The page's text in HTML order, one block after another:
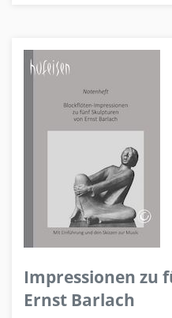
Impressionen zu
Ernst Barlach